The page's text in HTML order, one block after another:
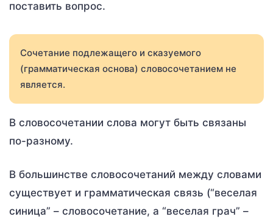
поставить вопрос.
Сочетание подлежащего и сказуемого
(грамматическая основа) словосочетанием не
является.
В словосочетании слова могут быть связаны
по-разному.
В большинстве словосочетаний между словами
существует и грамматическая связь (“веселая
синица” – словосочетание, а “веселая грач” –